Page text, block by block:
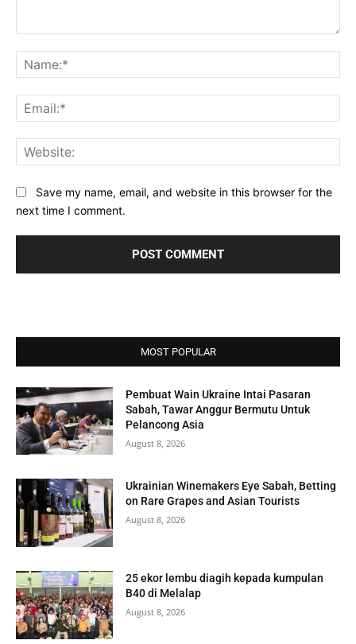
Save my name, email, and website in this browser for the
next time I comment.
MOST POPULAR
Pembuat Wain Ukraine Intai Pasaran
Sabah, Tawar Anggur Bermutu Untuk
Pelancong Asia
August 8, 2026
Ukrainian Winemakers Eye Sabah, Betting
on Rare Grapes and Asian Tourists
August 8, 2026
25 ekor lembu diagih kepada kumpulan
B40 di Melalap
August 8, 2026